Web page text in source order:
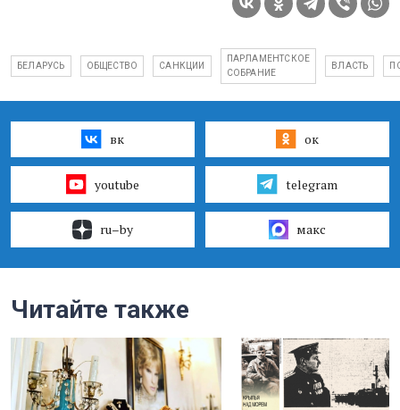
БЕЛАРУСЬ ОБЩЕСТВО САНКЦИИ
ПАРЛАМЕНТСКОЕ
СОБРАНИЕ
ВЛАСТЬ
вк ок
youtube telegram
ru–by макс
Читайте также